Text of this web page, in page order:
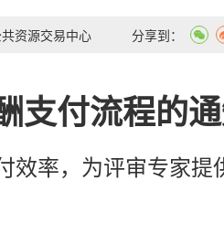
资源交易中心 分享到：
支付流程的通
率，为评审专家提